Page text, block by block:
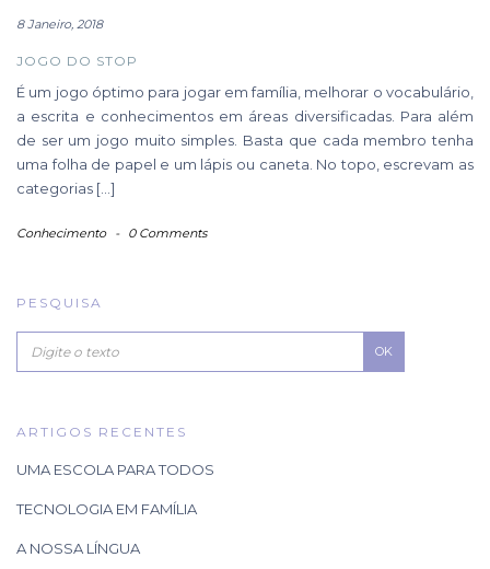
8 Janeiro, 2018
JOGO DO STOP
É um jogo óptimo para jogar em família, melhorar o vocabulário,
a escrita e conhecimentos em áreas diversificadas. Para além
de ser um jogo muito simples. Basta que cada membro tenha
uma folha de papel e um lápis ou caneta. No topo, escrevam as
categorias […]
Conhecimento - 0 Comments
PESQUISA
OK
ARTIGOS RECENTES
UMA ESCOLA PARA TODOS
TECNOLOGIA EM FAMÍLIA
A NOSSA LÍNGUA